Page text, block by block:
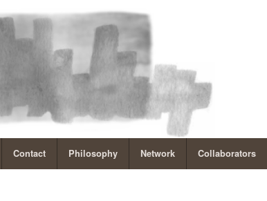
Contact Philosophy Network Collaborators